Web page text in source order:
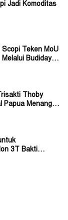
Jadi Komoditas
Scopi Teken MoU
Budidaya
Thoby
Papua Menangis:
3T Bakti